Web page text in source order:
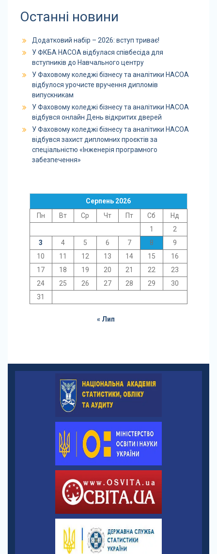
Останні новини
Додатковий набір – 2026: вступ триває!
У ФКБА НАСОА відбулася співбесіда для
вступників до Навчального центру
У Фаховому коледжі бізнесу та аналітики НАСОА
відбулося урочисте вручення дипломів
випускникам
У Фаховому коледжі бізнесу та аналітики НАСОА
відбувся онлайн День відкритих дверей
У Фаховому коледжі бізнесу та аналітики НАСОА
відбувся захист дипломних проєктів за
спеціальністю «Інженерія програмного
забезпечення»
Серпень 2026
Пн
Вт Ср Чт Пт Сб
Нд
1
2
3
4 5 6 7 8
9
10
11 12 13 14 15
16
17
18 19 20 21 22
23
24
25 26 27 28 29
30
31
« Лип